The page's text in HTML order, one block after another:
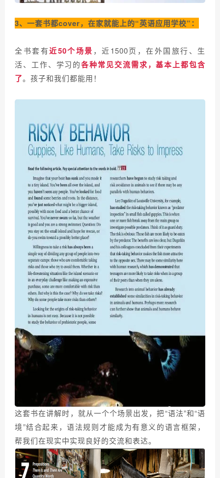
3、一套书都cover，在家就能上的“英语应用学校”：
全书套有近50个场景 ，近1500页，在外国旅行、生
活、工作、学习的各种常见交流需求，基本上都包含
了。孩子和我们都能用！
这套书在讲解时，就从一个个场景出发，把“语法”和“语
境”结合起来，语法规则才能成为有意义的语言框架，
帮我们在现实中实现良好的交流和表达。